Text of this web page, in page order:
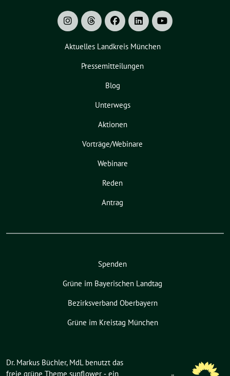
Aktuelles Landkreis München
Pressemitteilungen
Blog
Unterwegs
Aktionen
Vorträge/Webinare
Webinare
Reden
Antrag
Spenden
Grüne im Bayerischen Landtag
Bezirksverband Oberbayern
Grüne im Kreistag München
Dr. Markus Büchler, MdL benutzt das
freie grüne Theme sunflower ‐ ein